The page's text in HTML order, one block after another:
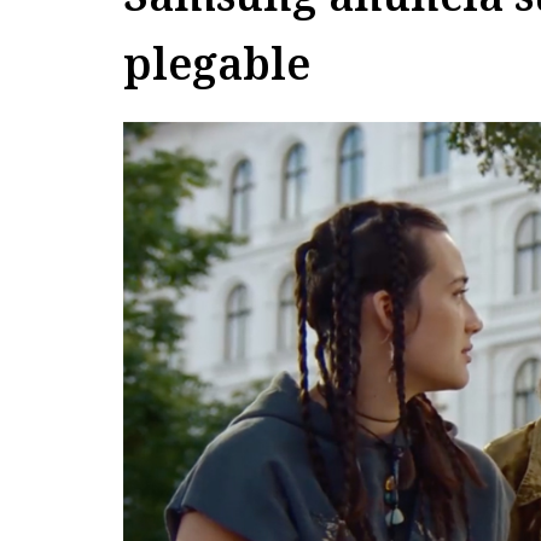
plegable